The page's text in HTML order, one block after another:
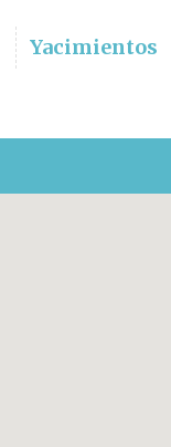
Yacimientos